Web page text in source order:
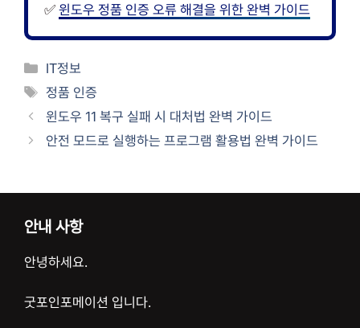
✅ 윈도우 정품 인증 오류 해결을 위한 완벽 가이드
카
테
리
IT정보
태
그
정품 인증
윈도우 11 복구 실패 시 대처법 완벽 가이드
안전 모드로 실행하는 프로그램 활용법 완벽 가이드
안내 사항
안녕하세요.
굿포인포메이션 입니다.